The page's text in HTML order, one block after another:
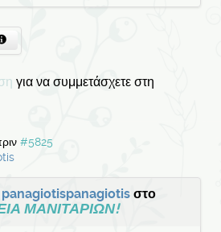
για να συμμετάσχετε στη
#5825
panagiotispanagiotis στο
ΜΑΝΙΤΑΡΙΩΝ!